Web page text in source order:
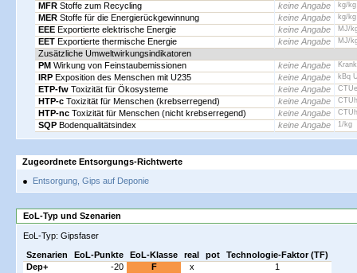
MFR Stoffe zum Recycling keine Angabe kg/kg
MER Stoffe für die Energierückgewinnung keine Angabe kg/kg
EEE Exportierte elektrische Energie keine Angabe MJ/
EET Exportierte thermische Energie keine Angabe MJ/
Zusätzliche Umweltwirkungsindikatoren
PM Wirkung von Feinstaubemissionen keine Angabe
IRP Exposition des Menschen mit U235 keine Angabe kBq
ETP-fw Toxizität für Ökosysteme keine Angabe
HTP-c Toxizität für Menschen (krebserregend) keine Angabe
HTP-nc Toxizität für Menschen (nicht krebserregend) keine Angabe
SQP Bodenqualitätsindex keine Angabe 1/kg
Zugeordnete Entsorgungs-Richtwerte
Entsorgung, Gips auf Deponie
EoL-Typ und Szenarien
EoL-Typ: Gipsfaser
Szenarien
EoL-Punkte EoL-Klasse real pot
Technologie-Faktor (TF)
Dep+
-20 F x
1